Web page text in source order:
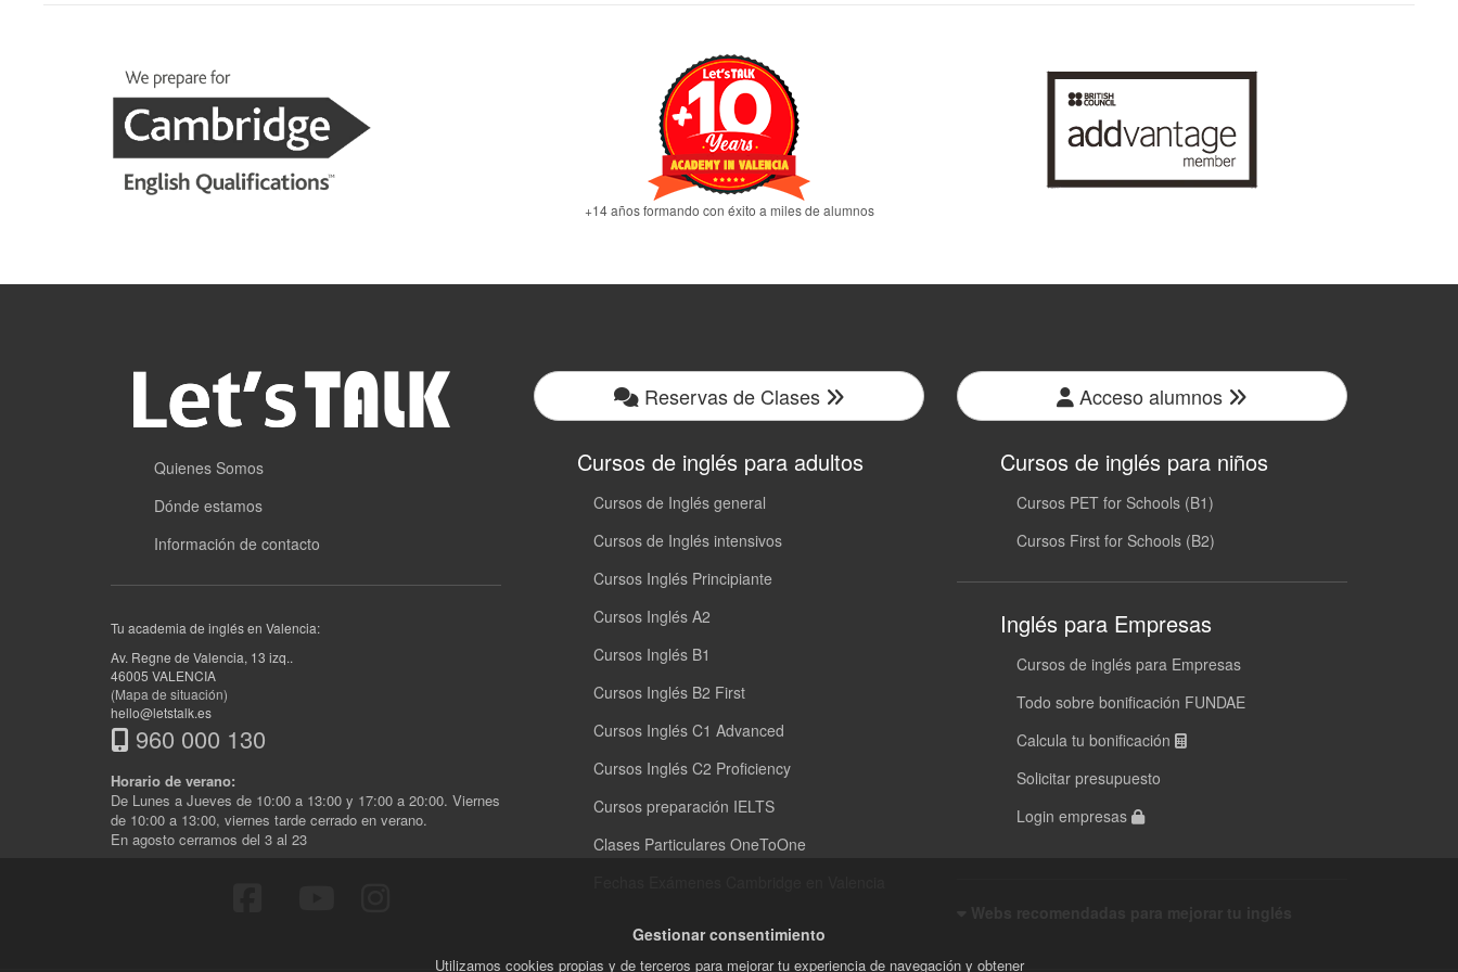
+14 años formando con éxito a miles de alumnos
Quienes Somos
Dónde estamos
Información de contacto
Tu academia de inglés en Valencia:
Av. Regne de Valencia, 13 izq..
46005 VALENCIA
(Mapa de situación)
hello@letstalk.es
960 000 130
Horario de verano:
De Lunes a Jueves de 10:00 a 13:00 y 17:00 a 20:00. Viernes
de 10:00 a 13:00, viernes tarde cerrado en verano.
En agosto cerramos del 3 al 23
Reservas de Clases
Cursos de inglés para adultos
Cursos de Inglés general
Cursos de Inglés intensivos
Cursos Inglés Principiante
Cursos Inglés A2
Cursos Inglés B1
Cursos Inglés B2 First
Cursos Inglés C1 Advanced
Cursos Inglés C2 Proficiency
Cursos preparación IELTS
Clases Particulares OneToOne
Acceso alumnos
Cursos de inglés para niños
Cursos PET for Schools (B1)
Cursos First for Schools (B2)
Inglés para Empresas
Cursos de inglés para Empresas
Todo sobre bonificación FUNDAE
Calcula tu bonificación
Solicitar presupuesto
Login empresas
Gestionar consentimiento
Utilizamos cookies propias y de terceros para mejorar tu experiencia de navegación y obtener